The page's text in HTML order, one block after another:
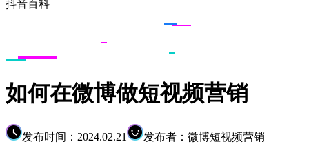
抖音百科
如何在微博做短视频营销
发布时间：2024.02.21 发布者：微博短视频营销